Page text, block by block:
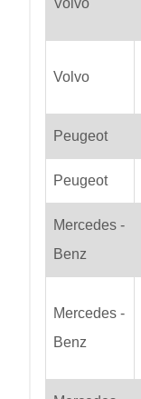
Volvo
Volvo
Peugeot
Peugeot
Mercedes -
Benz
Mercedes -
Benz